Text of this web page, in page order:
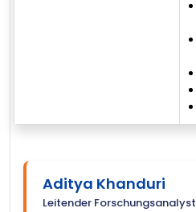
Aditya Khanduri
Leitender Forschungsanalyst